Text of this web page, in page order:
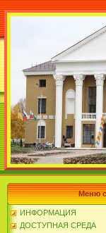
Меню
ИНФОРМАЦИЯ
ДОСТУПНАЯ СРЕДА